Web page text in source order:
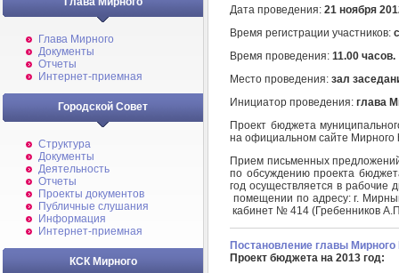
Глава Мирного
Документы
Отчеты
Интернет-приемная
Городской Совет
Структура
Документы
Деятельность
Отчеты
Проекты документов
Публичные слушания
Информация
Интернет-приемная
КСК Мирного
Дата проведения: 21 ноября
Время регистрации участников:
Время проведения: 11.00 часов.
Место проведения: зал
Инициатор проведения: глава
Проект бюджета
на официальном сайте Мирного
Прием письменных
по обсуждению проекта
год осуществляется в
помещении по адресу: г.
кабинет № 414 (Гребенников
Постановление главы
Проект бюджета на 2013 год: